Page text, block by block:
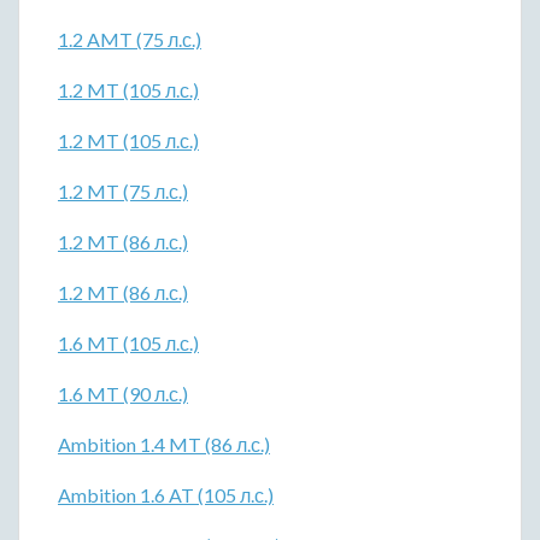
1.2 AMT (75 л.с.)
1.2 MT (105 л.с.)
1.2 MT (105 л.с.)
1.2 MT (75 л.с.)
1.2 MT (86 л.с.)
1.2 MT (86 л.с.)
1.6 MT (105 л.с.)
1.6 MT (90 л.с.)
Ambition 1.4 MT (86 л.с.)
Ambition 1.6 AT (105 л.с.)